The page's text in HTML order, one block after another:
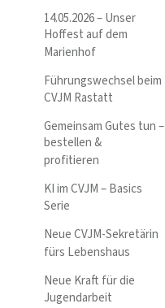
14.05.2026 – Unser
Hoffest auf dem
Marienhof
Führungswechsel beim
CVJM Rastatt
Gemeinsam Gutes tun –
bestellen &
profitieren
KI im CVJM – Basics
Serie
Neue CVJM-Sekretärin
fürs Lebenshaus
Neue Kraft für die
Jugendarbeit